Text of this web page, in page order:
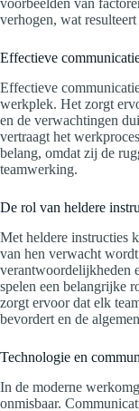
voorbeelden van
verhogen, wat
Effectieve
Effectieve
werkplek. Het zorgt
en de verwachtingen
vertraagt het
belang, omdat zij de
teamwerking.
De rol van heldere
Met heldere instructies
van hen verwacht
verantwoordelijkheden
spelen een belangrijke
zorgt ervoor dat elk
bevordert en de
Technologie en
In de moderne
onmisbaar.